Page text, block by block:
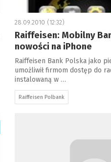
28.09.2010 (12:32)
Raiffeisen: Mobilny
nowości na iPhone
Raiffeisen Bank Polska jako
umożliwił firmom dostęp do
instalowaną w …
Raiffeisen Polbank